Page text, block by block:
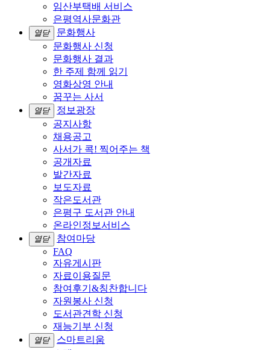
임산부택배 서비스
은평역사문화관
열닫
문화행사
문화행사 신청
문화행사 결과
한 주제 함께 읽기
영화상영 안내
꿈꾸는 사서
열닫
정보광장
공지사항
채용공고
사서가 콕! 찍어주는 책
공개자료
발간자료
보도자료
작은도서관
은평구 도서관 안내
온라인정보서비스
열닫
참여마당
FAQ
자유게시판
자료이용질문
참여후기&칭찬합니다
자원봉사 신청
도서관견학 신청
재능기부 신청
열닫
스마트리움